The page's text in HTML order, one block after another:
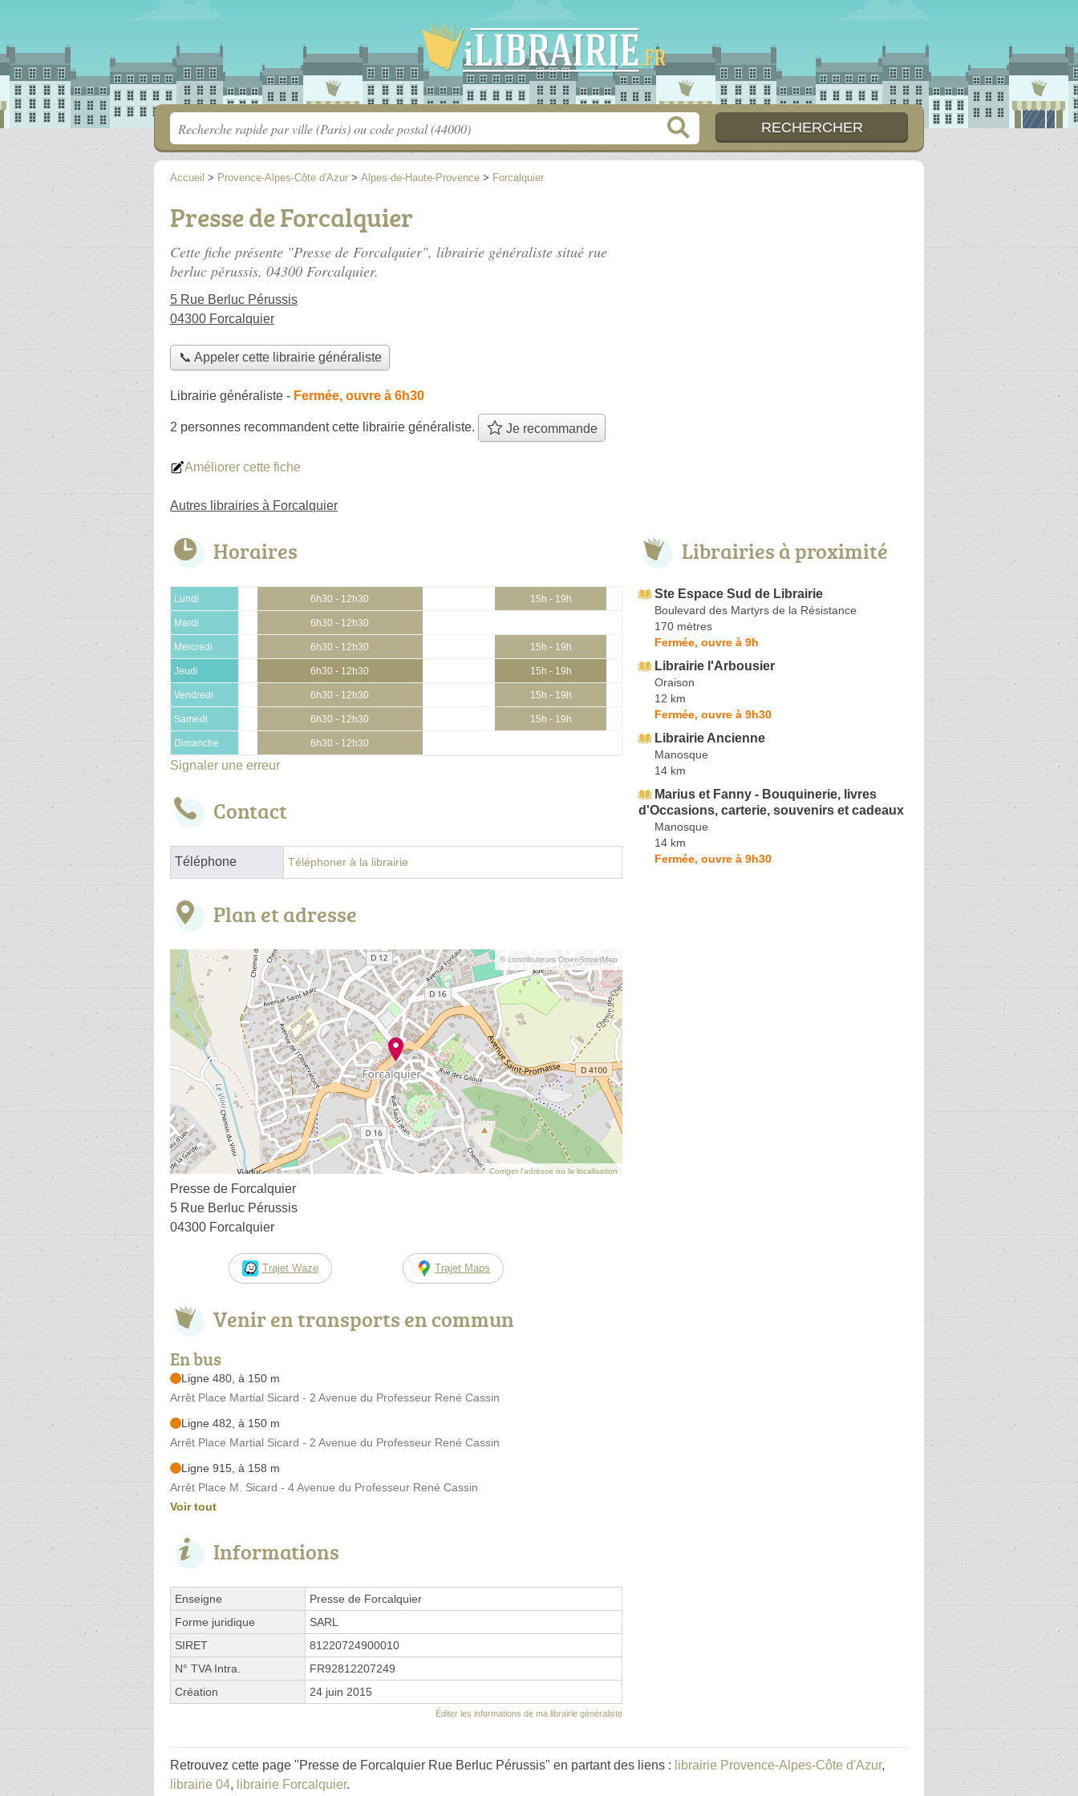
Accueil > Provence-Alpes-Côte d'Azur > Alpes-de-Haute-Provence > Forcalquier
Presse de Forcalquier
Cette fiche présente "Presse de Forcalquier", librairie généraliste situé rue
berluc pérussis, 04300 Forcalquier.
5 Rue Berluc Pérussis
04300 Forcalquier
📞 Appeler cette librairie généraliste
Librairie généraliste - Fermée, ouvre à 6h30
2 personnes recommandentcette librairie généraliste. Je recommande
Améliorer cette fiche
Autres librairies à Forcalquier
Horaires
Lundi 6h30 - 12h30 15h - 19h
Mardi 6h30 - 12h30
Mercredi 6h30 - 12h30 15h - 19h
Jeudi 6h30 - 12h30 15h - 19h
Vendredi 6h30 - 12h30 15h - 19h
Samedi 6h30 - 12h30 15h - 19h
Dimanche 6h30 - 12h30
Signaler une erreur
Contact
Téléphone Téléphoner à la librairie
Plan et adresse
© contributeurs OpenStreetMap
Corriger l’adresse ou la localisation
Presse de Forcalquier
5 Rue Berluc Pérussis
04300 Forcalquier
Trajet Waze Trajet Maps
Venir en transports en commun
En bus
Ligne 480, à 150 m
Arrêt Place Martial Sicard - 2 Avenue du Professeur René Cassin
Ligne 482, à 150 m
Arrêt Place Martial Sicard - 2 Avenue du Professeur René Cassin
Ligne 915, à 158 m
Arrêt Place M. Sicard - 4 Avenue du Professeur René Cassin
Voir tout
Informations
Enseigne
Presse de Forcalquier
Forme juridique
SARL
SIRET
81220724900010
N° TVA Intra.
FR92812207249
Création
24 juin 2015
Éditer les informations de ma librairie généraliste
Librairies à proximité
Ste Espace Sud de Librairie
Boulevard des Martyrs de la Résistance
170 mètres
Fermée, ouvre à 9h
Librairie l'Arbousier
Oraison
12 km
Fermée, ouvre à 9h30
Librairie Ancienne
Manosque
14 km
Marius et Fanny - Bouquinerie, livres
d'Occasions, carterie, souvenirs et cadeaux
Manosque
14 km
Fermée, ouvre à 9h30
Retrouvez cette page "Presse de Forcalquier Rue Berluc Pérussis" en partant des liens : librairie Provence-Alpes-Côte d'Azur,
librairie 04, librairie Forcalquier.